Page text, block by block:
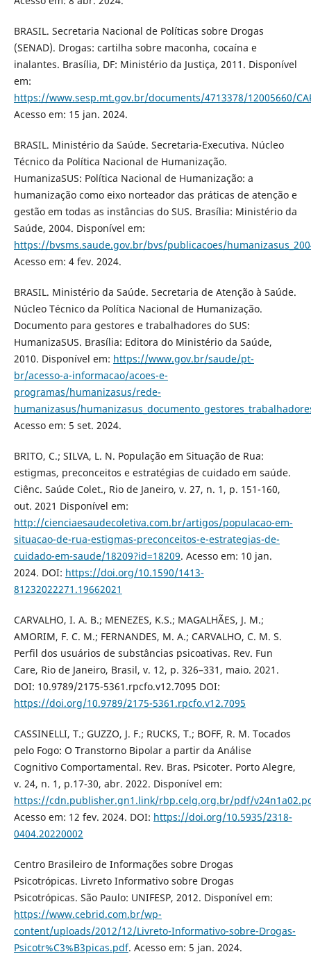
BRASIL. Secretaria Nacional de Políticas sobre Drogas
(SENAD). Drogas: cartilha sobre maconha, cocaína e
inalantes. Brasília, DF: Ministério da Justiça, 2011. Disponível
em:
https://www.sesp.mt.gov.br/documents/4713378/12005660/
Acesso em: 15 jan. 2024.
BRASIL. Ministério da Saúde. Secretaria-Executiva. Núcleo
Técnico da Política Nacional de Humanização.
HumanizaSUS: Política Nacional de Humanização: a
humanização como eixo norteador das práticas de atenção e
gestão em todas as instâncias do SUS. Brasília: Ministério da
Saúde, 2004. Disponível em:
https://bvsms.saude.gov.br/bvs/publicacoes/
Acesso em: 4 fev. 2024.
BRASIL. Ministério da Saúde. Secretaria de Atenção à Saúde.
Núcleo Técnico da Política Nacional de Humanização.
Documento para gestores e trabalhadores do SUS:
HumanizaSUS. Brasília: Editora do Ministério da Saúde,
2010. Disponível em: https://www.gov.br/saude/pt-
br/acesso-a-informacao/acoes-e-
programas/humanizasus/rede-
humanizasus/
Acesso em: 5 set. 2024.
BRITO, C.; SILVA, L. N. População em Situação de Rua:
estigmas, preconceitos e estratégias de cuidado em saúde.
Ciênc. Saúde Colet., Rio de Janeiro, v. 27, n. 1, p. 151-160,
out. 2021 Disponível em:
http://cienciaesaudecoletiva.com.br/artigos/populacao-em-
situacao-de-rua-estigmas-preconceitos-e-estrategias-de-
cuidado-em-saude/18209?id=18209. Acesso em: 10 jan.
2024. DOI: https://doi.org/10.1590/1413-
81232022271.19662021
CARVALHO, I. A. B.; MENEZES, K.S.; MAGALHÃES, J. M.;
AMORIM, F. C. M.; FERNANDES, M. A.; CARVALHO, C. M. S.
Perfil dos usuários de substâncias psicoativas. Rev. Fun
Care, Rio de Janeiro, Brasil, v. 12, p. 326–331, maio. 2021.
DOI: 10.9789/2175-5361.rpcfo.v12.7095 DOI:
https://doi.org/10.9789/2175-5361.rpcfo.v12.7095
CASSINELLI, T.; GUZZO, J. F.; RUCKS, T.; BOFF, R. M. Tocados
pelo Fogo: O Transtorno Bipolar a partir da Análise
Cognitivo Comportamental. Rev. Bras. Psicoter. Porto Alegre,
v. 24, n. 1, p.17-30, abr. 2022. Disponível em:
https://cdn.publisher.gn1.link/rbp.celg.org.br/pdf/
Acesso em: 12 fev. 2024. DOI: https://doi.org/10.5935/2318-
0404.20220002
Centro Brasileiro de Informações sobre Drogas
Psicotrópicas. Livreto Informativo sobre Drogas
Psicotrópicas. São Paulo: UNIFESP, 2012. Disponível em:
https://www.cebrid.com.br/wp-
content/uploads/2012/12/Livreto-Informativo-sobre-Drogas-
Psicotr%C3%B3picas.pdf. Acesso em: 5 jan. 2024.